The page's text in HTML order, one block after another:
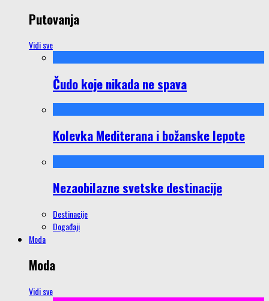
Putovanja
Vidi sve
Čudo koje nikada ne spava
Kolevka Mediterana i božanske lepote
Nezaobilazne svetske destinacije
Destinacije
Događaji
Moda
Moda
Vidi sve